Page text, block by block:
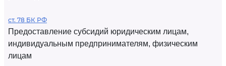
ст. 78 БК РФ
Предоставление субсидий юридическим лицам,
индивидуальным предпринимателям, физическим
лицам